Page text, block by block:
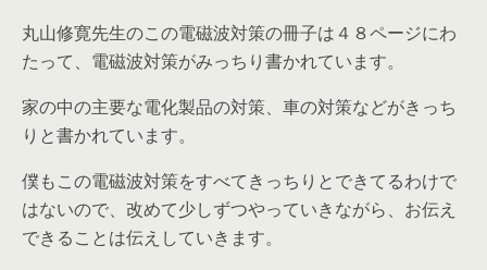
丸山修寛先生のこの電磁波対策の冊子は４８ページにわ
たって、電磁波対策がみっちり書かれています。
家の中の主要な電化製品の対策、車の対策などがきっち
りと書かれています。
僕もこの電磁波対策をすべてきっちりとできてるわけで
はないので、改めて少しずつやっていきながら、お伝え
できることは伝えしていきます。